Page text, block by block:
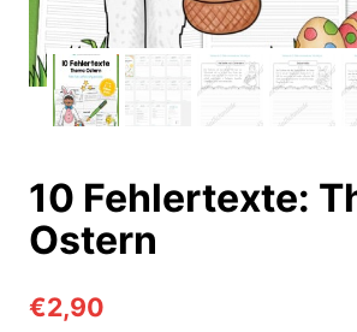
10 Fehlertexte:
Ostern
€2,90